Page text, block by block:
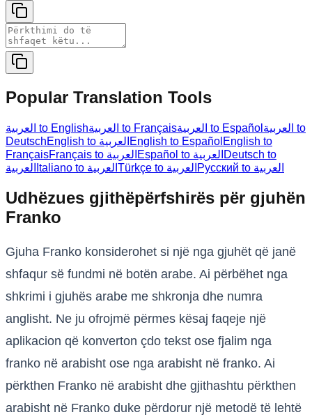
Popular Translation Tools
العربية to English العربية to Français العربية to Español العربية to
Deutsch
English to العربية English to Español English to
Français
Français to العربية Español to العربية Deutsch to
العربية
Italiano to العربية Türkçe to العربية Русский to العربية
Udhëzues gjithëpërfshirës për gjuhën
Franko
Gjuha Franko konsiderohet si një nga gjuhët që janë
shfaqur së fundmi në botën arabe. Ai përbëhet nga
shkrimi i gjuhës arabe me shkronja dhe numra
anglisht. Ne ju ofrojmë përmes kësaj faqeje një
aplikacion që konverton çdo tekst ose fjalim nga
franko në arabisht ose nga arabisht në franko. Ai
përkthen Franko në arabisht dhe gjithashtu përkthen
arabisht në Franko duke përdorur një metodë të lehtë